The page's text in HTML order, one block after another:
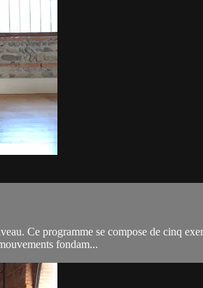
Ce programme se compose de cinq
fondam...